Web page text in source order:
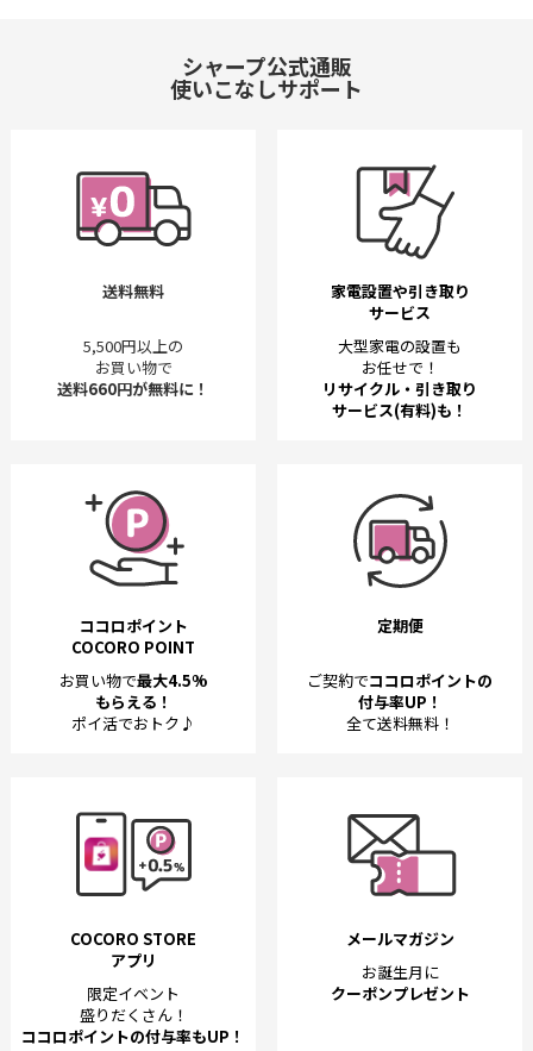
シャープ公式通販
使いこなしサポート
送料無料
5,500円以上の
お買い物で
送料660円が無料に！
家電設置や引き取り
サービス
大型家電の設置も
お任せで！
リサイクル・引き取り
サービス(有料)も！
ココロポイント
COCORO POINT
お買い物で最大4.5%
もらえる！
ポイ活でおトク♪
定期便
ご契約でココロポイントの
付与率UP！
全て送料無料！
COCORO STORE
アプリ
限定イベント
盛りだくさん！
ココロポイントの付与率もUP！
メールマガジン
お誕生月に
クーポンプレゼント